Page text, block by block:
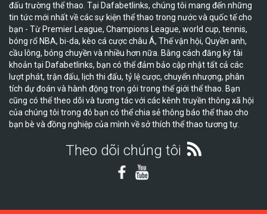
đấu trường thể thao. Tại Dafabetlinks, chúng tôi mang đến những
tin tức mới nhất về các sự kiện thể thao trong nước và quốc tế cho
bạn - Từ Premier League, Champions League, world cup, tennis,
bóng rổ NBA, bi-da, kèo cá cược châu Á, Thế vận hội, Quyền anh,
cầu lông, bóng chuyền và nhiều hơn nữa. Bằng cách đăng ký tài
khoản tại Dafabetlinks, bạn có thể đảm bảo cập nhật tất cả các
lượt phát, trận đấu, lịch thi đấu, tỷ lệ cược, chuyển nhượng, phân
tích dự đoán và hành động trọn gói trong thế giới thể thao. Bạn
cũng có thể theo dõi và tương tác với các kênh truyền thông xã hội
của chúng tôi trong đó bạn có thể chia sẻ thông báo thể thao cho
bạn bè và đồng nghiệp của mình về sở thích thể thao tương tự.
Theo dõi chúng tôi